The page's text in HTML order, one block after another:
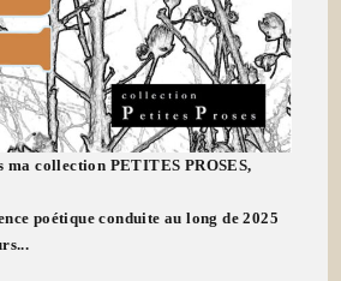
ma collection PETITES PROSES,
poétique conduite au long de 2025